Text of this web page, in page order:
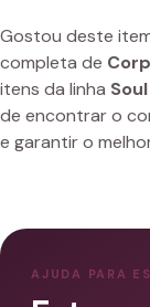
Gostou deste
completa de
itens da linha
de encontrar o
e garantir o
AJUDA PARA